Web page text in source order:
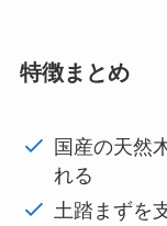
特徴まとめ
国産の天然
れる
土踏まずを